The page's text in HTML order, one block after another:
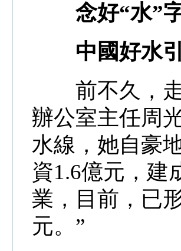
念好“水”
中國好水
前不久，走
辦公室主任周
水線，她自豪
資1.6億元，建
業，目前，已
元。”